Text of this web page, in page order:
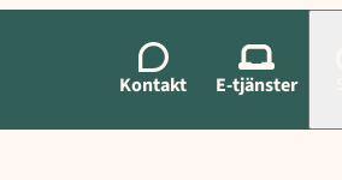
Kontakt E-tjänster